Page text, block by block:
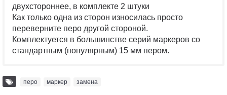
двухстороннее, в комплекте 2 штуки
Как только одна из сторон износилась просто
переверните перо другой стороной.
Комплектуется в большинстве серий маркеров со
стандартным (популярным) 15 мм пером.
перо маркер замена